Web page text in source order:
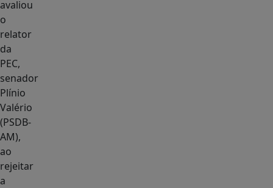
avaliou
o
relator
da
PEC,
senador
Plínio
Valério
(PSDB-
AM),
ao
rejeitar
a